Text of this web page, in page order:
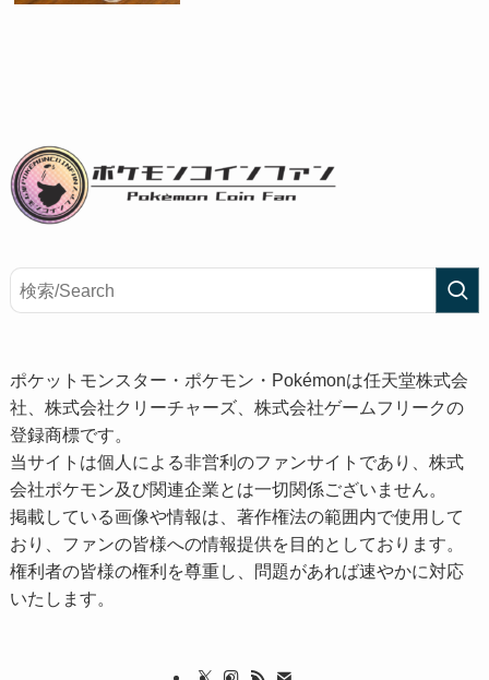
ポケットモンスター・ポケモン・Pokémonは任天堂株式会
社、株式会社クリーチャーズ、株式会社ゲームフリークの
登録商標です。
当サイトは個人による非営利のファンサイトであり、株式
会社ポケモン及び関連企業とは一切関係ございません。
掲載している画像や情報は、著作権法の範囲内で使用して
おり、ファンの皆様への情報提供を目的としております。
権利者の皆様の権利を尊重し、問題があれば速やかに対応
いたします。